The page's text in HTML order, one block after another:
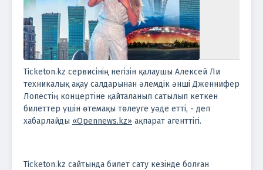
Ticketon.kz сервисінің негізін қалаушы Алексей Ли
техникалық ақау салдарынан әлемдік әнші Дженнифер
Лопестің концертіне қайталанып сатылып кеткен
билеттер үшін өтемақы төлеуге уәде етті, - деп
хабарлайды «Opennews.kz» ақпарат агенттігі.
Ticketon.kz сайтында билет сату кезінде болған